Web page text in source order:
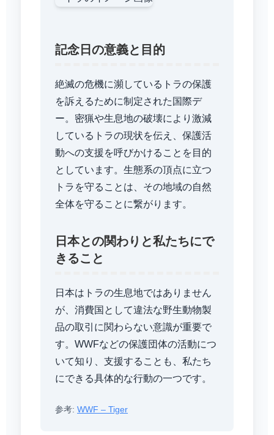
記念日の意義と目的
絶滅の危機に瀕しているトラの保護
を訴えるために制定された国際デ
ー。密猟や生息地の破壊により激減
しているトラの現状を伝え、保護活
動への支援を呼びかけることを目的
としています。生態系の頂点に立つ
トラを守ることは、その地域の自然
全体を守ることに繋がります。
日本との関わりと私たちにで
きること
日本はトラの生息地ではありません
が、消費国として違法な野生動物製
品の取引に関わらない意識が重要で
す。WWFなどの保護団体の活動につ
いて知り、支援することも、私たち
にできる具体的な行動の一つです。
参考: WWF – Tiger